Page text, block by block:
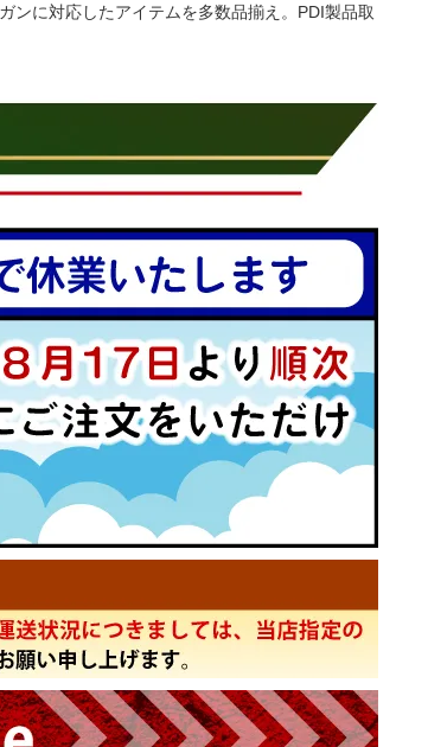
に対応したアイテムを多数品揃え。PDI製品取